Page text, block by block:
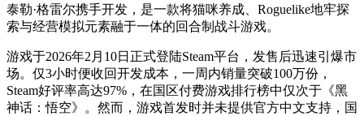
泰勒·格雷尔携手开发，是一款将猫咪养成、Roguelike地牢探
索与经营模拟元素融于一体的回合制战斗游戏。
游戏于2026年2月10日正式登陆Steam平台，发售后迅速引爆市
场。仅3小时便收回开发成本，一周内销量突破100万份，
Steam好评率高达97%，在国区付费游戏排行榜中仅次于《黑
神话：悟空》。然而，游戏首发时并未提供官方中文支持，国